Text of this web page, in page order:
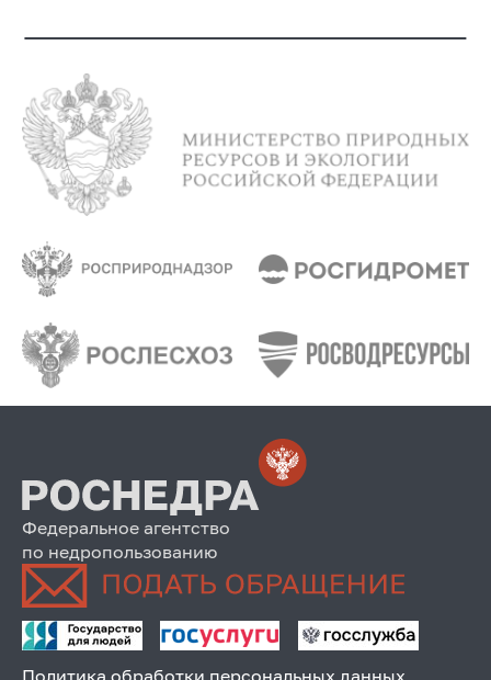
Федеральное агентство
по недропользованию
Политика обработки персональных данных